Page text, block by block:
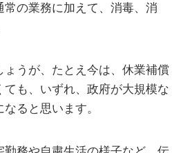
常の業務に加えて、消毒、消
ょうが、たとえ今は、休業補償
ても、いずれ、政府が大規模な
ると思います。